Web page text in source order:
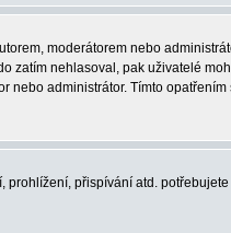
moderátorem nebo
zatím nehlasoval, pak uživatelé
nebo administrátor. Tímto
přispívání atd.